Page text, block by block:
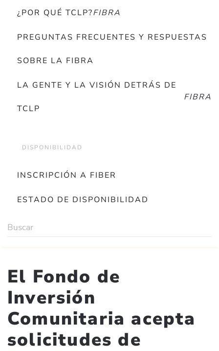
¿POR QUÉ TCLP?FIBRA
PREGUNTAS FRECUENTES Y RESPUESTAS
SOBRE LA FIBRA
LA GENTE Y LA VISIÓN DETRÁS DE
TCLP
FIBRA
DISPONIBILIDAD
INSCRIPCIÓN A FIBER
ESTADO DE DISPONIBILIDAD
El Fondo de
Inversión
Comunitaria acepta
solicitudes de